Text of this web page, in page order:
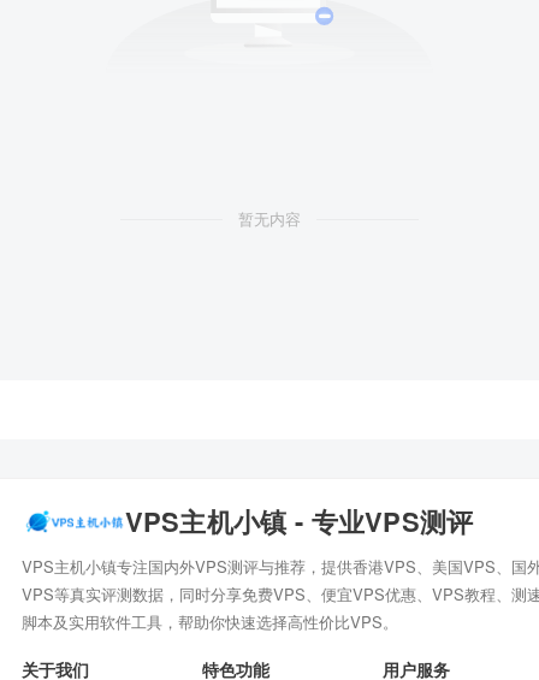
暂无内容
VPS主机小镇 - 专业VPS测评
VPS主机小镇专注国内外VPS测评与推荐，提供香港VPS、美国VPS、国
VPS等真实评测数据，同时分享免费VPS、便宜VPS优惠、VPS教程、测
脚本及实用软件工具，帮助你快速选择高性价比VPS。
关于我们 特色功能 用户服务